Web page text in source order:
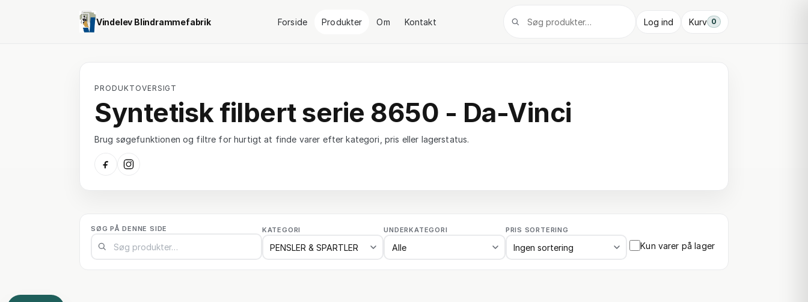
Vindelev Blindrammefabrik Forside Produkter Om Kontakt Log ind Kurv 0
PRODUKTOVERSIGT
Syntetisk filbert serie 8650 - Da-Vinci
Brug søgefunktionen og filtre for hurtigt at finde varer efter kategori, pris eller lagerstatus.
SØG PÅ DENNE SIDE KATEGORI UNDERKATEGORI PRIS SORTERING
Kun varer på lager